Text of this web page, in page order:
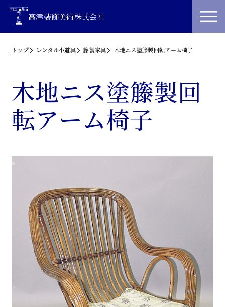
高津装飾美術株式会社
トップ レンタル小道具 籐製家具 木地ニス塗籐製回転アーム椅子
木地ニス塗籐製回
転アーム椅子